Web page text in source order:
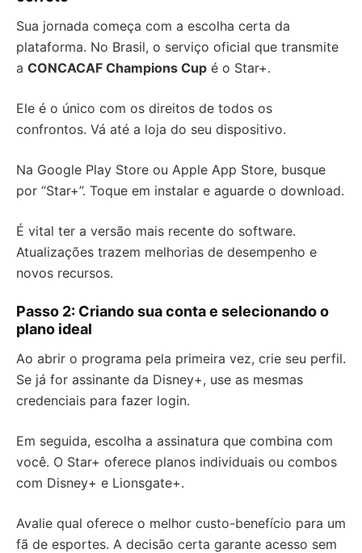
Sua jornada começa com a escolha certa da
plataforma. No Brasil, o serviço oficial que transmite
a CONCACAF Champions Cup é o Star+.
Ele é o único com os direitos de todos os
confrontos. Vá até a loja do seu dispositivo.
Na Google Play Store ou Apple App Store, busque
por “Star+”. Toque em instalar e aguarde o download.
É vital ter a versão mais recente do software.
Atualizações trazem melhorias de desempenho e
novos recursos.
Passo 2: Criando sua conta e selecionando o
plano ideal
Ao abrir o programa pela primeira vez, crie seu perfil.
Se já for assinante da Disney+, use as mesmas
credenciais para fazer login.
Em seguida, escolha a assinatura que combina com
você. O Star+ oferece planos individuais ou combos
com Disney+ e Lionsgate+.
Avalie qual oferece o melhor custo-benefício para um
fã de esportes. A decisão certa garante acesso sem